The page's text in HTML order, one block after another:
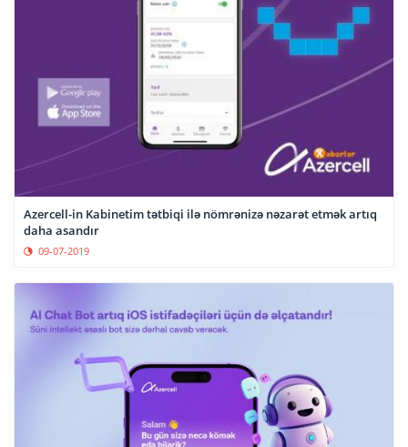
Azercell-in Kabinetim tətbiqi ilə nömrənizə nəzarət etmək artıq
daha asandır
09-07-2019